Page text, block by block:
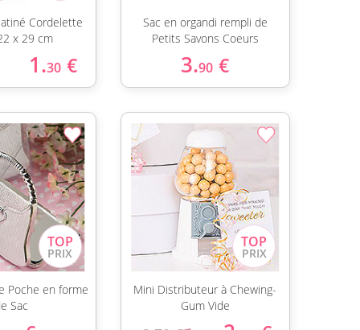
Cordelette
x 29 cm
1.30 €
Sac en organdi rempli de
Petits Savons Coeurs
3.90 €
Poche en forme
Sac
Mini Distributeur à Chewing-
Gum Vide